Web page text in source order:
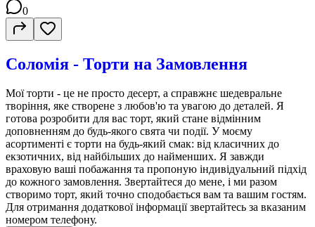
0
Соломія - Торти на Замовлення
Мої торти - це не просто десерт, а справжнє шедевральне
творіння, яке створене з любов'ю та увагою до деталей. Я
готова розробити для вас торт, який стане відмінним
доповненням до будь-якого свята чи події. У моєму
асортименті є торти на будь-який смак: від класичних до
екзотичних, від найбільших до найменших. Я завжди
враховую ваші побажання та пропоную індивідуальний підхід
до кожного замовлення. Звертайтеся до мене, і ми разом
створимо торт, який точно сподобається вам та вашим гостям.
Для отримання додаткової інформації звертайтесь за вказаним
номером телефону.